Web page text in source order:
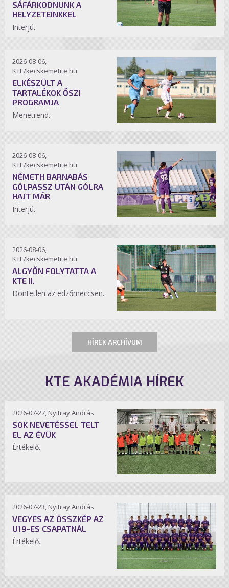
SÁFÁRKODNUNK A
HELYZETEINKKEL
Interjú.
2026-08-06,
KTE/kecskemetite.hu
ELKÉSZÜLT A
TARTALÉKOK ŐSZI
PROGRAMJA
Menetrend.
2026-08-06,
KTE/kecskemetite.hu
NÉMETH BARNABÁS
GÓLPASSZ UTÁN GÓLRA
HAJT MÁR
Interjú.
2026-08-06,
KTE/kecskemetite.hu
ALGYŐN FOLYTATTA A
KTE II.
Döntetlen az edzőmeccsen.
HÍREK ARCHÍVUM
KTE AKADÉMIA HÍREK
2026-07-27, Nyitray András
SOK NEVETÉSSEL TELT
EL AZ ÉVÜK
Értékelő.
2026-07-23, Nyitray András
VEGYES AZ ÖSSZKÉP AZ
U19-ES CSAPATNÁL
Értékelő.